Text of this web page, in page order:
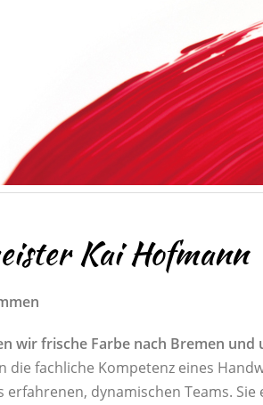
Kai Hofmann
wir frische Farbe nach Bremen und
die fachliche Kompetenz eines
erfahrenen, dynamischen Teams.